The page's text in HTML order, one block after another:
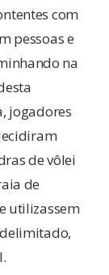
com
pessoas e
na
jogadores
de vôlei
de
utilizassem